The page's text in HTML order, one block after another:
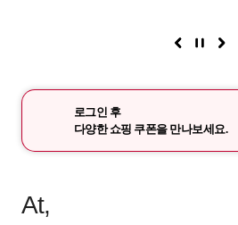
로그인 후
다양한 쇼핑 쿠폰을 만나보세요.
At,